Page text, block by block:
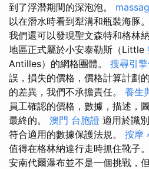
到了浮潛期間的深泡泡。
以在潛水時看到犁溝和瓶裝海豚
我們還可以發現聖文森特和格林
地區正式屬於小安泰勒斯（Little
Antilles）的網格團體。 搜尋引
誤，損失的價格，價格計算計劃
的差異，我們不承擔責任。 養生
員工確認的價格，數據，描述，
最終的。 澳門 台胞證 適用於識
符合適用的數據保護法規。 按摩
值得在格林納達行走時抓住靴子。
安南代爾瀑布並不是一個挑戰，